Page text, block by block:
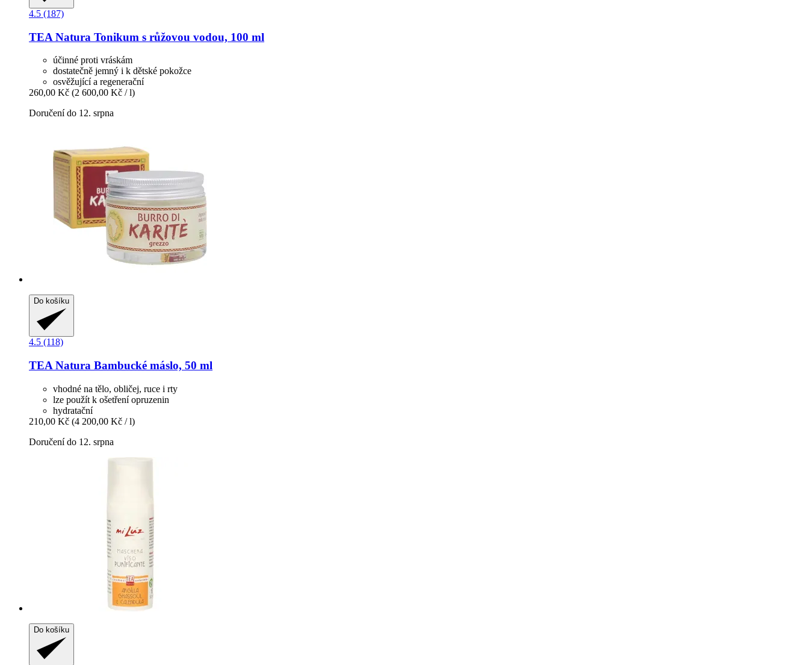
4.5 (187)
TEA Natura Tonikum s růžovou vodou, 100 ml
účinné proti vráskám
dostatečně jemný i k dětské pokožce
osvěžující a regenerační
260,00 Kč (2 600,00 Kč / l)
Doručení do 12. srpna
Do košíku
4.5 (118)
TEA Natura Bambucké máslo, 50 ml
vhodné na tělo, obličej, ruce i rty
lze použít k ošetření opruzenin
hydratační
210,00 Kč (4 200,00 Kč / l)
Doručení do 12. srpna
Do košíku